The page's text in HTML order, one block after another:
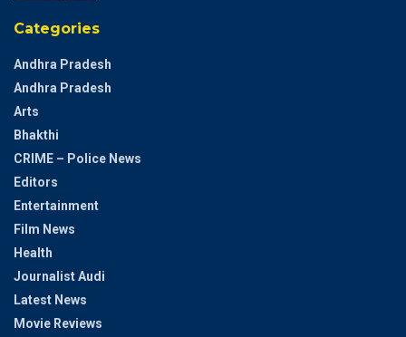
Categories
Andhra Pradesh
Andhra Pradesh
Arts
Bhakthi
CRIME – Police News
Editors
Entertainment
Film News
Health
Journalist Audi
Latest News
Movie Reviews